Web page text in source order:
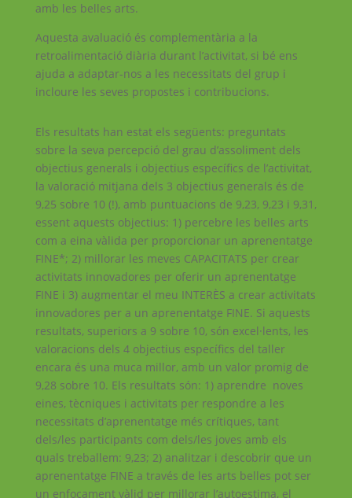
amb les belles arts.
Aquesta avaluació és complementària a la
retroalimentació diària durant l’activitat, si bé ens
ajuda a adaptar-nos a les necessitats del grup i
incloure les seves propostes i contribucions.
Els resultats han estat els següents: preguntats
sobre la seva percepció del grau d’assoliment dels
objectius generals i objectius específics de l’activitat,
la valoració mitjana dels 3 objectius generals és de
9,25 sobre 10 (!), amb puntuacions de 9,23, 9,23 i 9,31,
essent aquests objectius: 1) percebre les belles arts
com a eina vàlida per proporcionar un aprenentatge
FINE*; 2) millorar les meves CAPACITATS per crear
activitats innovadores per oferir un aprenentatge
FINE i 3) augmentar el meu INTERÈS a crear activitats
innovadores per a un aprenentatge FINE. Si aquests
resultats, superiors a 9 sobre 10, són excel·lents, les
valoracions dels 4 objectius específics del taller
encara és una muca millor, amb un valor promig de
9,28 sobre 10. Els resultats són: 1) aprendre noves
eines, tècniques i activitats per respondre a les
necessitats d’aprenentatge més crítiques, tant
dels/les participants com dels/les joves amb els
quals treballem: 9,23; 2) analitzar i descobrir que un
aprenentatge FINE a través de les arts belles pot ser
un enfocament vàlid per millorar l’autoestima, el